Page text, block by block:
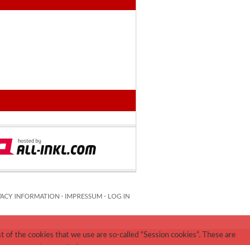
INFORMATION · IMPRESSUM · LOG IN
the cookies that we use are so-called “Session cookies”. These are